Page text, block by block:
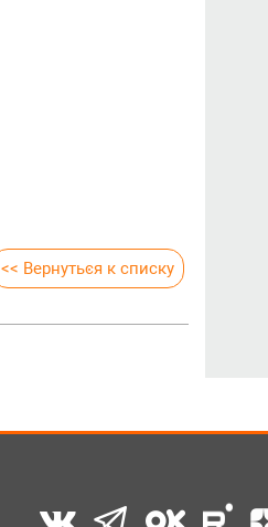
<< Вернуться к списку